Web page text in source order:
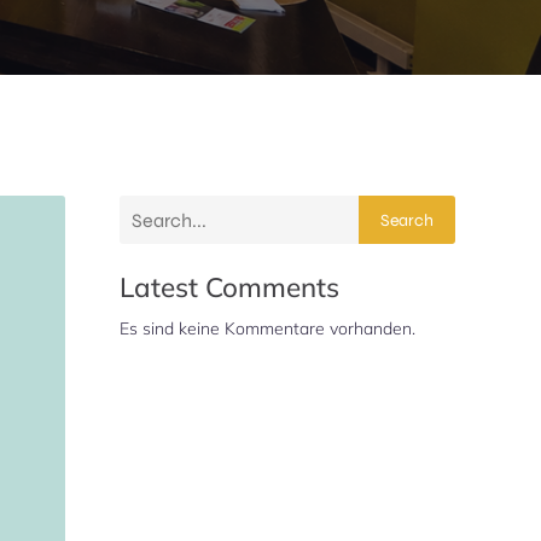
Search
Latest Comments
Es sind keine Kommentare vorhanden.